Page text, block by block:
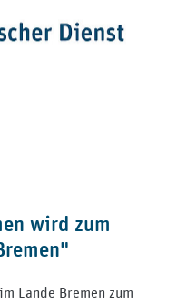
wird zum
Lande Bremen zum